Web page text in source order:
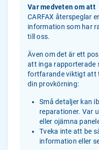
Var medveten om att
CARFAX återspeglar
information som har
till oss.
Även om det är ett
att inga rapporterade
fortfarande viktigt att
din provkörning:
Små detaljer kan
reparationer. Var
eller ojämna
Tveka inte att be
information eller